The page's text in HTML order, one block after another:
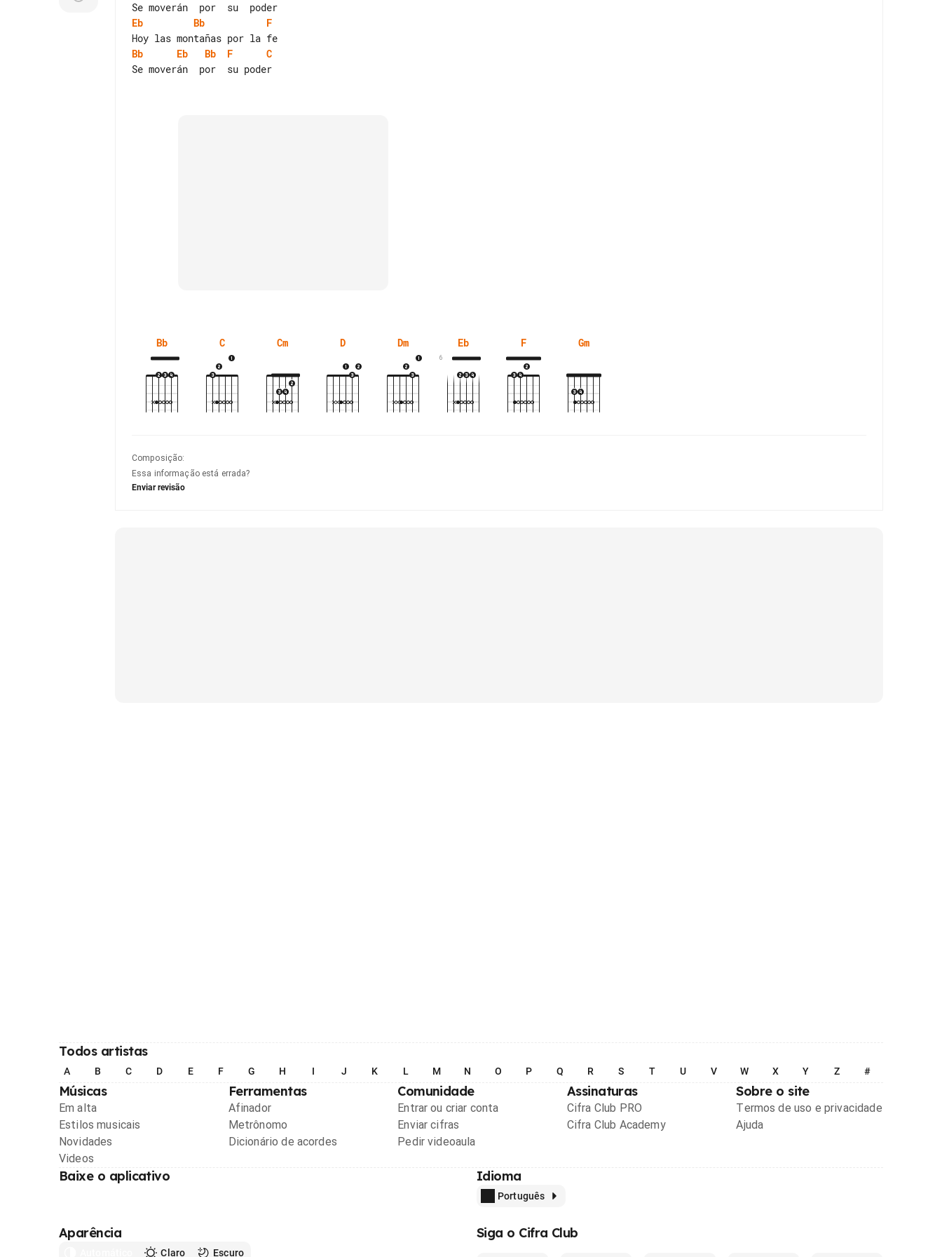
Eb
Bb
F
Bb
Eb Bb F
C
Se moverán  por  su poder
Bb C Cm D Dm Eb
6
F Gm
Composição:
Essa informação está errada?
Enviar revisão
Todos artistas
A B C D E F G H I J K L M N O P Q R S T U V W X Y Z #
Músicas
Em alta
Estilos musicais
Novidades
Videos
Ferramentas
Afinador
Metrônomo
Dicionário de acordes
Comunidade
Entrar ou criar conta
Enviar cifras
Pedir videoaula
Assinaturas
Cifra Club PRO
Cifra Club Academy
Sobre o site
Termos de uso e privacidade
Ajuda
Baixe o aplicativo Idioma
Português
Aparência
Claro Escuro
Siga o Cifra Club